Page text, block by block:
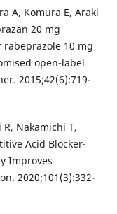
A, Komura E, Araki
20 mg
10 mg
open-label
2015;42(6):719-
R, Nakamichi T,
Acid Blocker-
Improves
2020;101(3):332-